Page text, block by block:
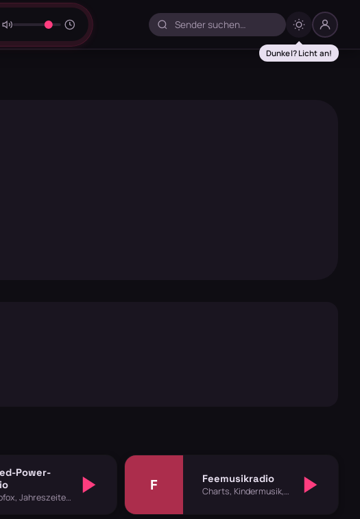
Power-
Jahreszeiten,
F Feemusikradio
Charts, Kindermusik,